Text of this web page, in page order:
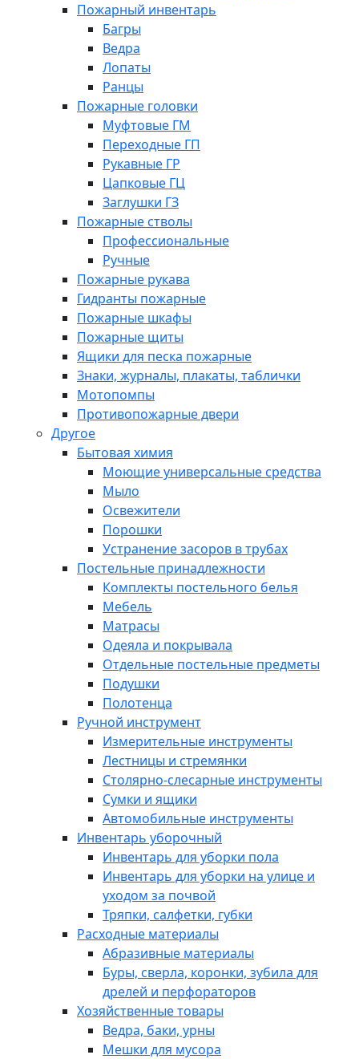
Пожарный инвентарь
Багры
Ведра
Лопаты
Ранцы
Пожарные головки
Муфтовые ГМ
Переходные ГП
Рукавные ГР
Цапковые ГЦ
Заглушки ГЗ
Пожарные стволы
Профессиональные
Ручные
Пожарные рукава
Гидранты пожарные
Пожарные шкафы
Пожарные щиты
Ящики для песка пожарные
Знаки, журналы, плакаты, таблички
Мотопомпы
Противопожарные двери
Другое
Бытовая химия
Моющие универсальные средства
Мыло
Освежители
Порошки
Устранение засоров в трубах
Постельные принадлежности
Комплекты постельного белья
Мебель
Матрасы
Одеяла и покрывала
Отдельные постельные предметы
Подушки
Полотенца
Ручной инструмент
Измерительные инструменты
Лестницы и стремянки
Столярно-слесарные инструменты
Сумки и ящики
Автомобильные инструменты
Инвентарь уборочный
Инвентарь для уборки пола
Инвентарь для уборки на улице и
уходом за почвой
Тряпки, салфетки, губки
Расходные материалы
Абразивные материалы
Буры, сверла, коронки, зубила для
дрелей и перфораторов
Хозяйственные товары
Ведра, баки, урны
Мешки для мусора